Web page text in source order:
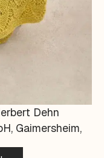
Dehn
Gaimersheim,